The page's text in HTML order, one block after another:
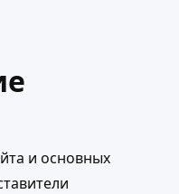
и основных